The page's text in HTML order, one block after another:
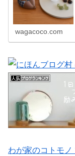
wagacoco.com
わが家のコトモ